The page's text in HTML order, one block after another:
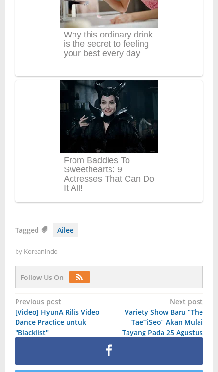
Tagged Ailee
by Koreanindo
Follow Us On
Post
navigation
Previous post
[Video] HyunA Rilis Video
Dance Practice untuk
"Blacklist"
Next post
Variety Show Baru “The
TaeTiSeo” Akan Mulai
Tayang Pada 25 Agustus